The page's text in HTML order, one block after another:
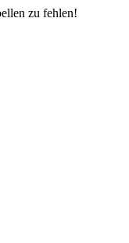
zu fehlen!